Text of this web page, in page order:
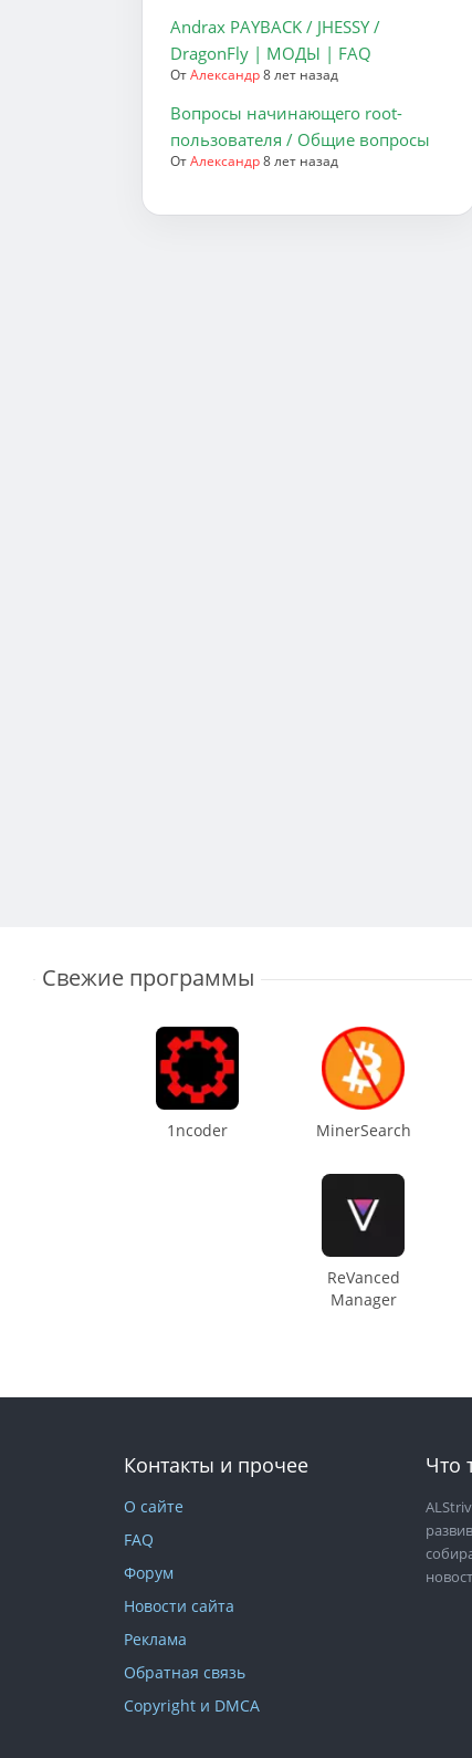
Andrax PAYBACK / JHESSY /
DragonFly | МОДЫ | FAQ
ОтАлександр8 лет назад
Вопросы начинающего root-
пользователя / Общие вопросы
ОтАлександр8 лет назад
Свежие программы
1ncoder MinerSearch
ReVanced
Manager
Контакты и прочее
О сайте
FAQ
Форум
Новости сайта
Реклама
Обратная связь
Copyright и DMCA
Что